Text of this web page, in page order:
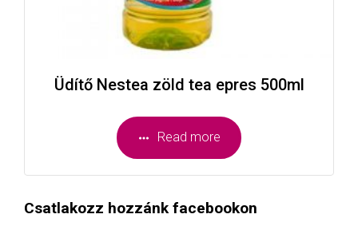
Üdítő Nestea zöld tea epres 500ml
Read more
Csatlakozz hozzánk facebookon